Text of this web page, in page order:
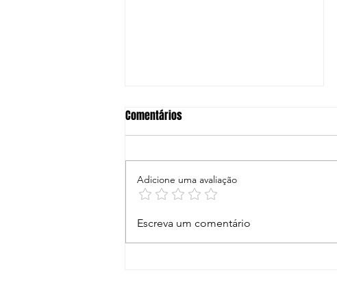
Oficina de Finanças no Projeto
Jagun
Comentários
Adicione uma avaliação
Escreva um comentário